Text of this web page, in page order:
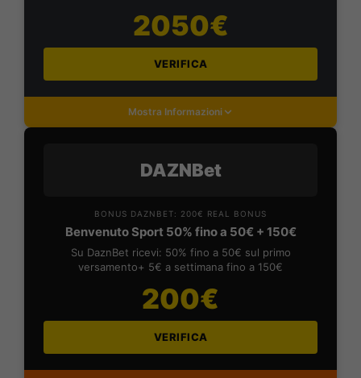
2050€
VERIFICA
Mostra Informazioni
DAZNBet
BONUS DAZNBET: 200€ REAL BONUS
Benvenuto Sport 50% fino a 50€ + 150€
Su DaznBet ricevi: 50% fino a 50€ sul primo
versamento+ 5€ a settimana fino a 150€
200€
VERIFICA